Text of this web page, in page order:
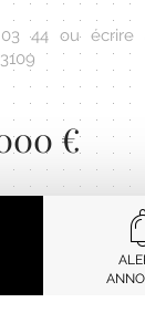
44 ou écrire
€